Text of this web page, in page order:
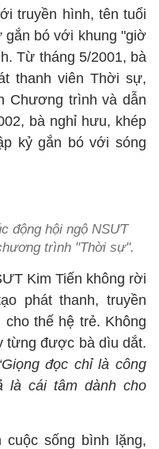
truyền hình, tên tuổi
gắn bó với khung "giờ
Từ tháng 5/2001, bà
thanh viên Thời sự,
Chương trình và dẫn
bà nghỉ hưu, khép
kỷ gắn bó với sóng
động hội ngộ NSƯT
trình "Thời sự".
Kim Tiến không rời
phát thanh, truyền
cho thế hệ trẻ. Không
từng được bà dìu dắt.
đọc chỉ là công
là cái tâm dành cho
sống bình lặng,